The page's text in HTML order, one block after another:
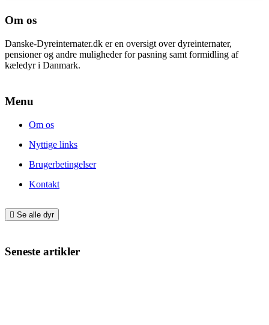
Om os
Danske-Dyreinternater.dk er en oversigt over dyreinternater,
pensioner og andre muligheder for pasning samt formidling af
kæledyr i Danmark.
Menu
Om os
Nyttige links
Brugerbetingelser
Kontakt
Se alle dyr
Seneste artikler